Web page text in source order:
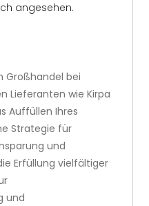
angesehen.
Großhandel bei
Lieferanten wie Kirpa
Auffüllen Ihres
Strategie für
und
Erfüllung vielfältiger
und